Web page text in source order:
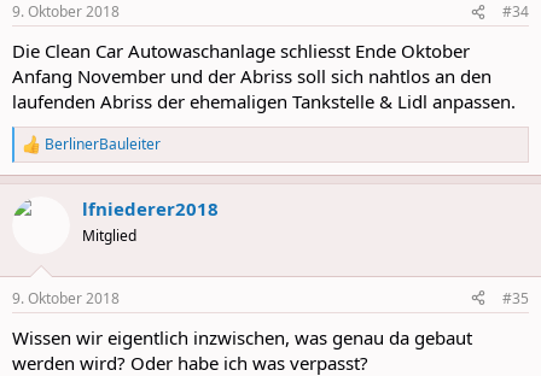
s
9. Oktober 2018 #34
Die Clean Car Autowaschanlage schliesst Ende Oktober
Anfang November und der Abriss soll sich nahtlos an den
laufenden Abriss der ehemaligen Tankstelle & Lidl anpassen.
R
e
a
c
s
BerlinerBauleiter
lfniederer2018
Mitglied
9. Oktober 2018 #35
Wissen wir eigentlich inzwischen, was genau da gebaut
werden wird? Oder habe ich was verpasst?